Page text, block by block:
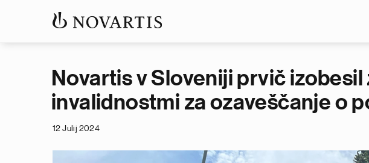
Novartis v Sloveniji prvič
invalidnostmi za ozaveščanje o
12 Julij 2024